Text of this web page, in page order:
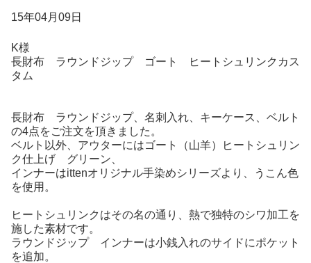
15年04月09日
K様
長財布 ラウンドジップ ゴート ヒートシュリンクカス
タム
長財布 ラウンドジップ、名刺入れ、キーケース、ベルト
の4点をご注文を頂きました。
ベルト以外、アウターにはゴート（山羊）ヒートシュリン
ク仕上げ グリーン、
インナーはittenオリジナル手染めシリーズより、うこん色
を使用。
ヒートシュリンクはその名の通り、熱で独特のシワ加工を
施した素材です。
ラウンドジップ インナーは小銭入れのサイドにポケット
を追加。